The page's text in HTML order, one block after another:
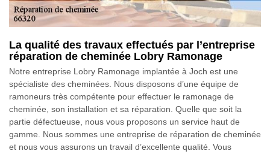
La qualité des travaux effectués par l’entreprise
réparation de cheminée Lobry Ramonage
Notre entreprise Lobry Ramonage implantée à Joch est une
spécialiste des cheminées. Nous disposons d’une équipe de
ramoneurs très compétente pour effectuer le ramonage de
cheminée, son installation et sa réparation. Quelle que soit la
partie défectueuse, nous vous proposons un service haut de
gamme. Nous sommes une entreprise de réparation de cheminée
et nous vous assurons un travail d’excellente qualité. Vous